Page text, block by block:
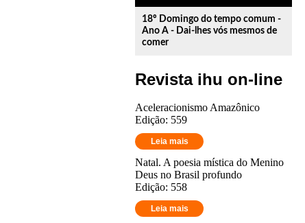
18º Domingo do tempo comum -
Ano A - Dai-lhes vós mesmos de
comer
Revista ihu on-line
Aceleracionismo Amazônico
Edição: 559
Leia mais
Natal. A poesia mística do Menino
Deus no Brasil profundo
Edição: 558
Leia mais